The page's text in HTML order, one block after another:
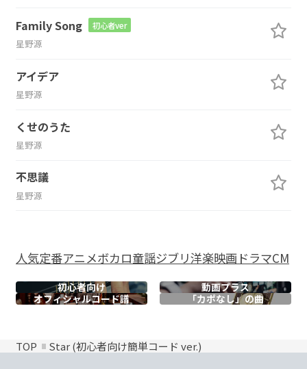
Family Song 初心者ver
星野源
アイデア
星野源
くせのうた
星野源
不思議
星野源
人気定番アニメボカロ童謡ジブリ洋楽映画ドラマCM
初心者向け
動画プラス
オフィシャルコード譜 「カポなし」の曲
TOP Star (初心者向け簡単コード ver.)